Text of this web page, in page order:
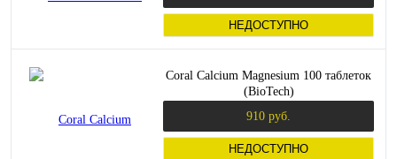
НЕДОСТУПНО
Coral Calcium Magnesium 100 таблеток
(BioTech)
910 руб.
НЕДОСТУПНО